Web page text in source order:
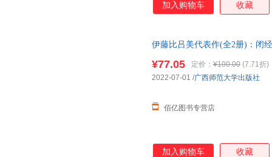
加入购物车 收藏
伊藤比吕美代表作(全2册)：闭
¥77.05 定价： ¥100.00 (7.71折)
佰亿图书专营店
2022-07-01 /广西师范大学出版社
加入购物车 收藏